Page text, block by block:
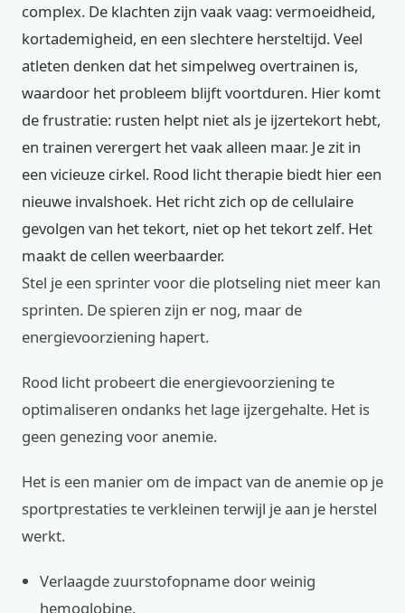
complex. De klachten zijn vaak vaag: vermoeidheid,
kortademigheid, en een slechtere hersteltijd. Veel
atleten denken dat het simpelweg overtrainen is,
waardoor het probleem blijft voortduren. Hier komt
de frustratie: rusten helpt niet als je ijzertekort hebt,
en trainen verergert het vaak alleen maar. Je zit in
een vicieuze cirkel. Rood licht therapie biedt hier een
nieuwe invalshoek. Het richt zich op de cellulaire
gevolgen van het tekort, niet op het tekort zelf. Het
maakt de cellen weerbaarder.
Stel je een sprinter voor die plotseling niet meer kan
sprinten. De spieren zijn er nog, maar de
energievoorziening hapert.
Rood licht probeert die energievoorziening te
optimaliseren ondanks het lage ijzergehalte. Het is
geen genezing voor anemie.
Het is een manier om de impact van de anemie op je
sportprestaties te verkleinen terwijl je aan je herstel
werkt.
Verlaagde zuurstofopname door weinig
hemoglobine.